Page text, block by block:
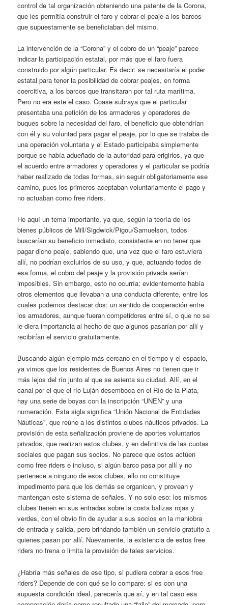
control de tal organización obteniendo una patente de la Corona,
que les permitía construir el faro y cobrar el peaje a los barcos
que supuestamente se beneficiaban del mismo.
La intervención de la “Corona” y el cobro de un “peaje” parece
indicar la participación estatal, por más que el faro fuera
construido por algún particular. Es decir: se necesitaría el poder
estatal para tener la posibilidad de cobrar peajes, en forma
coercitiva, a los barcos que transitaran por tal ruta marítima.
Pero no era este el caso. Coase subraya que el particular
presentaba una petición de los armadores y operadores de
buques sobre la necesidad del faro, el beneficio que obtendrían
con él y su voluntad para pagar el peaje, por lo que se trataba de
una operación voluntaria y el Estado participaba simplemente
porque se había adueñado de la autoridad para erigirlos, ya que
el acuerdo entre armadores y operadores y el particular se podría
haber realizado de todas formas, sin seguir obligatoriamente ese
camino, pues los primeros aceptaban voluntariamente el pago y
no actuaban como free riders.
He aquí un tema importante, ya que, según la teoría de los
bienes públicos de Mill/Sigdwick/Pigou/Samuelson, todos
buscarían su beneficio inmediato, consistente en no tener que
pagar dicho peaje, sabiendo que, una vez que el faro estuviera
allí, no podrían excluirlos de su uso, y que, actuando todos de
esa forma, el cobro del peaje y la provisión privada serían
imposibles. Sin embargo, esto no ocurría; evidentemente había
otros elementos que llevaban a una conducta diferente, entre los
cuales podemos destacar dos: un sentido de cooperación entre
los armadores, aunque fueran competidores entre sí, o que no se
le diera importancia al hecho de que algunos pasarían por allí y
recibirían el servicio gratuitamente.
Buscando algún ejemplo más cercano en el tiempo y el espacio,
ya vimos que los residentes de Buenos Aires no tienen que ir
más lejos del río junto al que se asienta su ciudad. Allí, en el
canal por el que el río Luján desemboca en el Río de la Plata,
hay una serie de boyas con la inscripción “UNEN” y una
numeración. Esta sigla significa “Unión Nacional de Entidades
Náuticas”, que reúne a los distintos clubes náuticos privados. La
provisión de esta señalización proviene de aportes voluntarios
privados, que realizan estos clubes, y en definitiva de las cuotas
sociales que pagan sus socios. No parece que estos actúen
como free riders e incluso, si algún barco pasa por allí y no
pertenece a ninguno de esos clubes, ello no constituye
impedimento para que los demás se organicen, y provean y
mantengan este sistema de señales. Y no solo eso: los mismos
clubes tienen en sus entradas sobre la costa balizas rojas y
verdes, con el obvio fin de ayudar a sus socios en la maniobra
de entrada y salida, pero brindando también un servicio gratuito a
quienes pasan por allí. Nuevamente, la existencia de estos free
riders no frena o limita la provisión de tales servicios.
¿Habría más señales de ese tipo, si pudiera cobrar a esos free
riders? Depende de con qué se lo compare: si es con una
supuesta condición ideal, parecería que sí, y en tal caso esa